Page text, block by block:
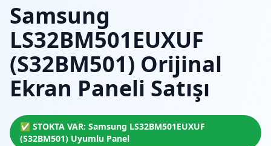
Samsung
LS32BM501EUXUF
(S32BM501) Orijinal
Ekran Paneli Satışı
✅ STOKTA VAR: Samsung LS32BM501EUXUF
(S32BM501) Uyumlu Panel